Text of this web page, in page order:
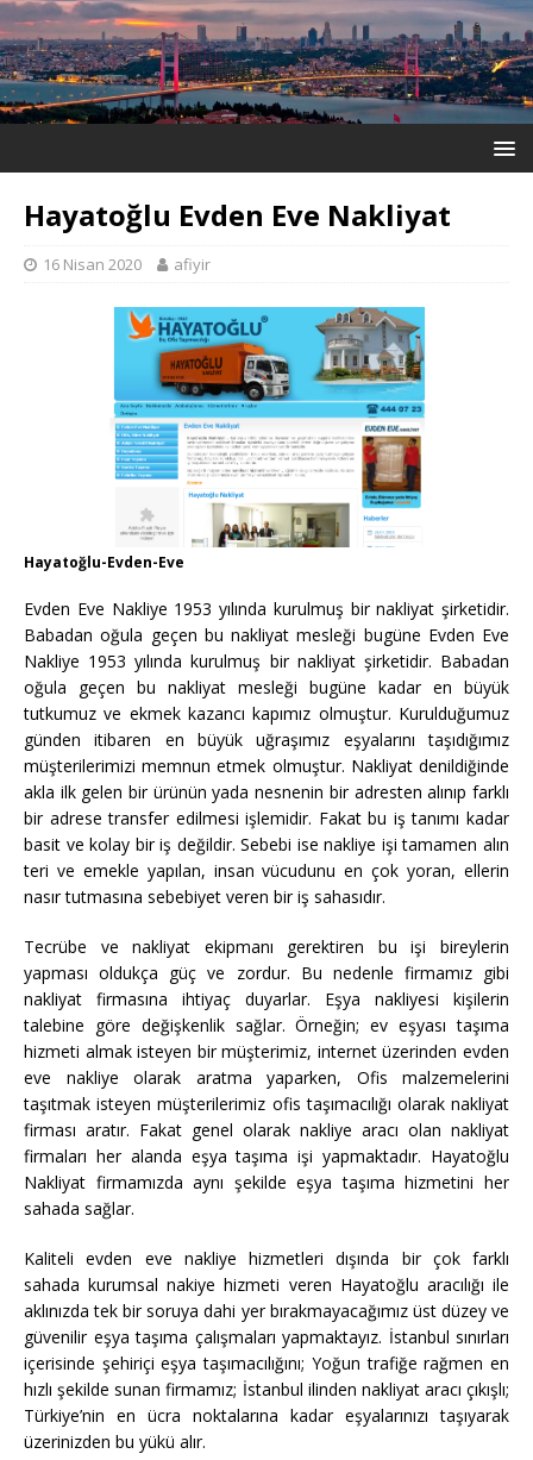
Hayatoğlu Evden Eve Nakliyat
16 Nisan 2020 afiyir
Hayatoğlu-Evden-Eve
Evden Eve Nakliye 1953 yılında kurulmuş bir nakliyat şirketidir.
Babadan oğula geçen bu nakliyat mesleği bugüne Evden Eve
Nakliye 1953 yılında kurulmuş bir nakliyat şirketidir. Babadan
oğula geçen bu nakliyat mesleği bugüne kadar en büyük
tutkumuz ve ekmek kazancı kapımız olmuştur. Kurulduğumuz
günden itibaren en büyük uğraşımız eşyalarını taşıdığımız
müşterilerimizi memnun etmek olmuştur. Nakliyat denildiğinde
akla ilk gelen bir ürünün yada nesnenin bir adresten alınıp farklı
bir adrese transfer edilmesi işlemidir. Fakat bu iş tanımı kadar
basit ve kolay bir iş değildir. Sebebi ise nakliye işi tamamen alın
teri ve emekle yapılan, insan vücudunu en çok yoran, ellerin
nasır tutmasına sebebiyet veren bir iş sahasıdır.
Tecrübe ve nakliyat ekipmanı gerektiren bu işi bireylerin
yapması oldukça güç ve zordur. Bu nedenle firmamız gibi
nakliyat firmasına ihtiyaç duyarlar. Eşya nakliyesi kişilerin
talebine göre değişkenlik sağlar. Örneğin; ev eşyası taşıma
hizmeti almak isteyen bir müşterimiz, internet üzerinden evden
eve nakliye olarak aratma yaparken, Ofis malzemelerini
taşıtmak isteyen müşterilerimiz ofis taşımacılığı olarak nakliyat
firması aratır. Fakat genel olarak nakliye aracı olan nakliyat
firmaları her alanda eşya taşıma işi yapmaktadır. Hayatoğlu
Nakliyat firmamızda aynı şekilde eşya taşıma hizmetini her
sahada sağlar.
Kaliteli evden eve nakliye hizmetleri dışında bir çok farklı
sahada kurumsal nakiye hizmeti veren Hayatoğlu aracılığı ile
aklınızda tek bir soruya dahi yer bırakmayacağımız üst düzey ve
güvenilir eşya taşıma çalışmaları yapmaktayız. İstanbul sınırları
içerisinde şehiriçi eşya taşımacılığını; Yoğun trafiğe rağmen en
hızlı şekilde sunan firmamız; İstanbul ilinden nakliyat aracı çıkışlı;
Türkiye’nin en ücra noktalarına kadar eşyalarınızı taşıyarak
üzerinizden bu yükü alır.